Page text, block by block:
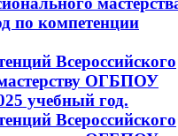
по компетенции
Всероссийского
ОГБПОУ
учебный год.
Всероссийского